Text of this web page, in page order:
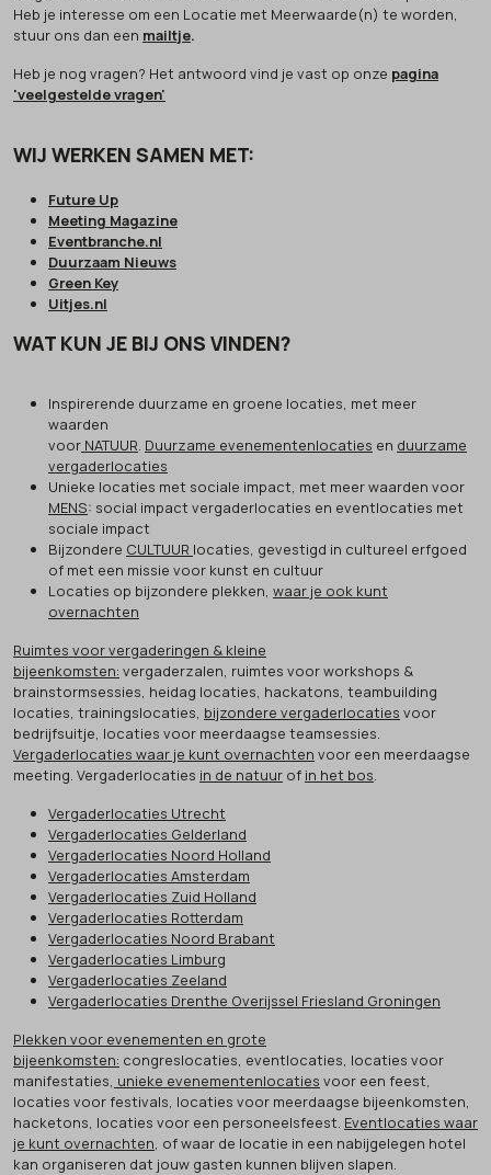
Heb je interesse om een Locatie met Meerwaarde(n) te worden,
stuur ons dan een mailtje.
Heb je nog vragen? Het antwoord vind je vast op onze pagina
'veelgestelde vragen'
WIJ WERKEN SAMEN MET:
Future Up
Meeting Magazine
Eventbranche.nl
Duurzaam Nieuws
Green Key
Uitjes.nl
WAT KUN JE BIJ ONS VINDEN?
Inspirerende duurzame en groene locaties, met meer
waarden
voor NATUUR. Duurzame evenementenlocaties en duurzame
vergaderlocaties
Unieke locaties met sociale impact, met meer waarden voor
MENS: social impact vergaderlocaties en eventlocaties met
sociale impact
Bijzondere CULTUUR locaties, gevestigd in cultureel erfgoed
of met een missie voor kunst en cultuur
Locaties op bijzondere plekken, waar je ook kunt
overnachten
Ruimtes voor vergaderingen & kleine
bijeenkomsten: vergaderzalen, ruimtes voor workshops &
brainstormsessies, heidag locaties, hackatons, teambuilding
locaties, trainingslocaties, bijzondere vergaderlocaties voor
bedrijfsuitje, locaties voor meerdaagse teamsessies.
Vergaderlocaties waar je kunt overnachten voor een meerdaagse
meeting. Vergaderlocaties in de natuur of in het bos.
Vergaderlocaties Utrecht
Vergaderlocaties Gelderland
Vergaderlocaties Noord Holland
Vergaderlocaties Amsterdam
Vergaderlocaties Zuid Holland
Vergaderlocaties Rotterdam
Vergaderlocaties Noord Brabant
Vergaderlocaties Limburg
Vergaderlocaties Zeeland
Vergaderlocaties Drenthe Overijssel Friesland Groningen
Plekken voor evenementen en grote
bijeenkomsten: congreslocaties, eventlocaties, locaties voor
manifestaties, unieke evenementenlocaties voor een feest,
locaties voor festivals, locaties voor meerdaagse bijeenkomsten,
hacketons, locaties voor een personeelsfeest. Eventlocaties waar
je kunt overnachten, of waar de locatie in een nabijgelegen hotel
kan organiseren dat jouw gasten kunnen blijven slapen.